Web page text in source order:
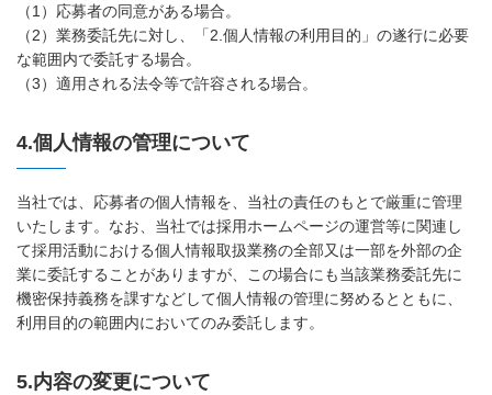
（1）応募者の同意がある場合。
（2）業務委託先に対し、「2.個人情報の利用目的」の遂行に必要
な範囲内で委託する場合。
（3）適用される法令等で許容される場合。
4.個人情報の管理について
当社では、応募者の個人情報を、当社の責任のもとで厳重に管理
いたします。なお、当社では採用ホームページの運営等に関連し
て採用活動における個人情報取扱業務の全部又は一部を外部の企
業に委託することがありますが、この場合にも当該業務委託先に
機密保持義務を課すなどして個人情報の管理に努めるとともに、
利用目的の範囲内においてのみ委託します。
5.内容の変更について